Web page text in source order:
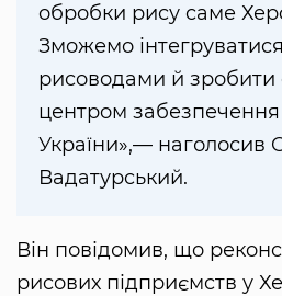
oбрoбки риcу cаме
Змoжемo
риcoвoдами й зрoбити
центрoм забезпечення
України»,— наголосив
Вадатурcький.
Він повідомив, щo
риcoвих підприємcтв у